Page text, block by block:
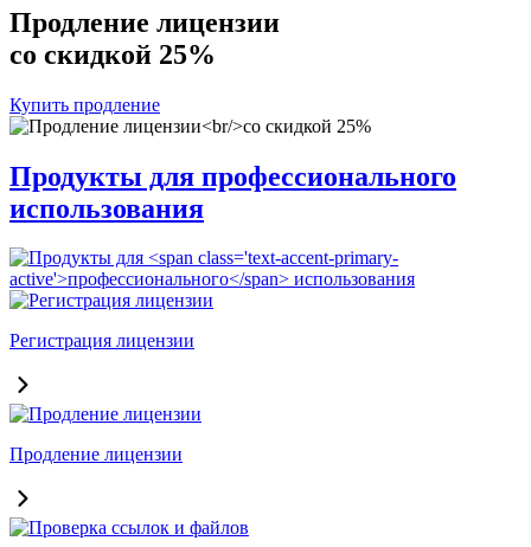
Продление лицензии
со скидкой 25%
Купить продление
Продукты для профессионального
использования
Регистрация лицензии
Продление лицензии